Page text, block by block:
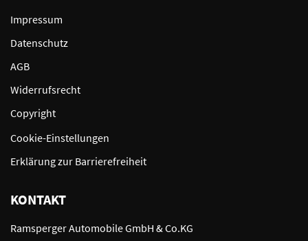
Impressum
Datenschutz
AGB
Widerrufsrecht
Copyright
Cookie-Einstellungen
Erklärung zur Barrierefreiheit
KONTAKT
Ramsperger Automobile GmbH & Co.KG